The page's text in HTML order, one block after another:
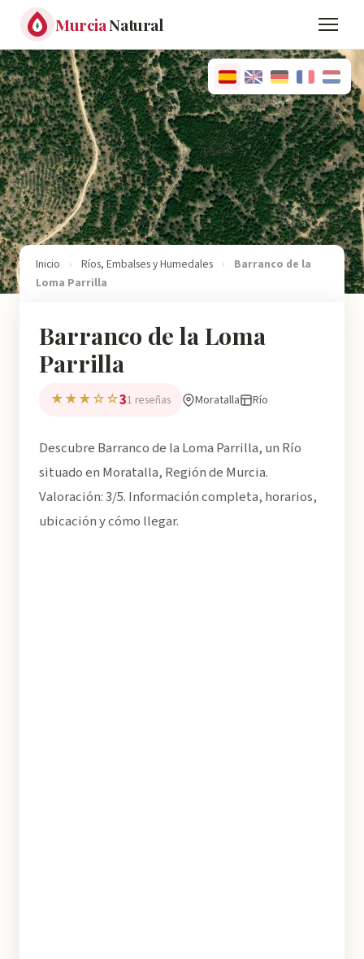
MurciaNatural
Inicio › Ríos, Embalses y Humedales ›
Barranco de la
Loma Parrilla
Barranco de la Loma
Parrilla
★★★☆☆31 reseñas Moratalla Río
Descubre Barranco de la Loma Parrilla, un Río
situado en Moratalla, Región de Murcia.
Valoración: 3/5. Información completa, horarios,
ubicación y cómo llegar.